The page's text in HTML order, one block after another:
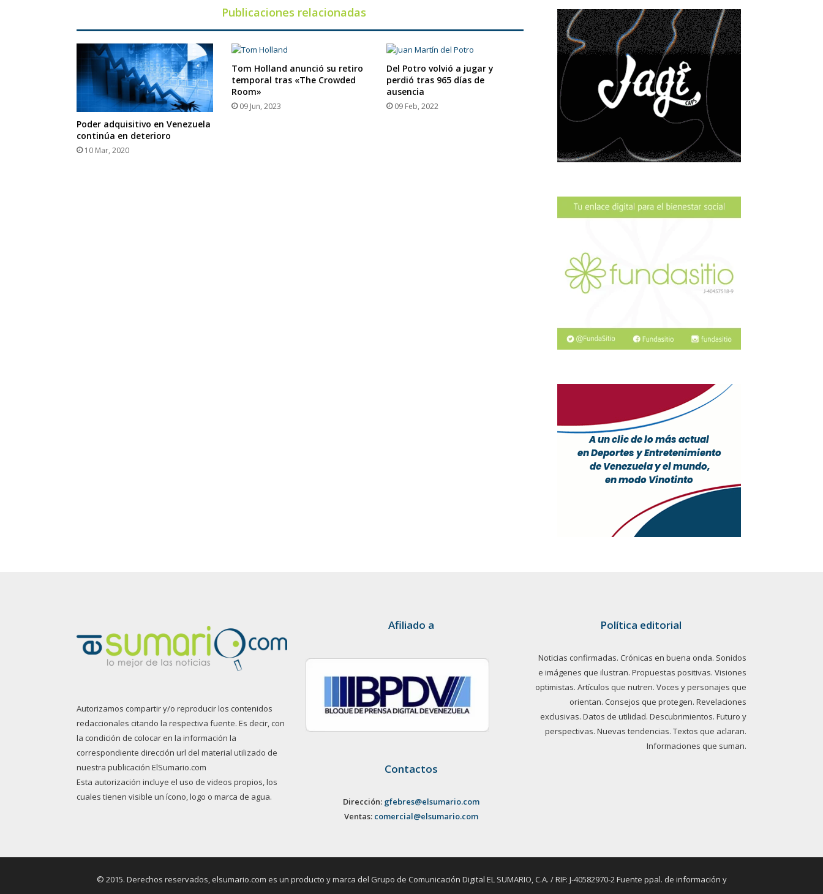
Publicaciones relacionadas
Poder adquisitivo en Venezuela
continúa en deterioro
10 Mar, 2020
Tom Holland anunció su retiro
temporal tras «The Crowded
Room»
09 Jun, 2023
Del Potro volvió a jugar y
perdió tras 965 días de
ausencia
09 Feb, 2022
Autorizamos compartir y/o reproducir los contenidos
redaccionales citando la respectiva fuente. Es decir, con
la condición de colocar en la información la
correspondiente dirección url del material utilizado de
nuestra publicación ElSumario.com
Esta autorización incluye el uso de videos propios, los
cuales tienen visible un ícono, logo o marca de agua.
Afiliado a
Contactos
Dirección: gfebres@elsumario.com
Ventas: comercial@elsumario.com
Política editorial
Noticias confirmadas. Crónicas en buena onda. Sonidos
e imágenes que ilustran. Propuestas positivas. Visiones
optimistas. Artículos que nutren. Voces y personajes que
orientan. Consejos que protegen. Revelaciones
exclusivas. Datos de utilidad. Descubrimientos. Futuro y
perspectivas. Nuevas tendencias. Textos que aclaran.
Informaciones que suman.
© 2015. Derechos reservados, elsumario.com es un producto y marca del Grupo de Comunicación Digital EL SUMARIO, C.A. / RIF: J-40582970-2 Fuente ppal. de información y